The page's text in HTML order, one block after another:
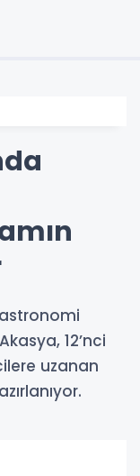
12’nci
uzanan